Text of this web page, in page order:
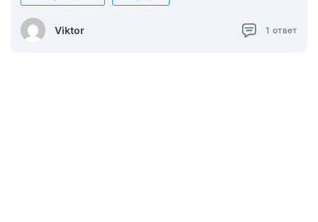
Viktor 1 ответ